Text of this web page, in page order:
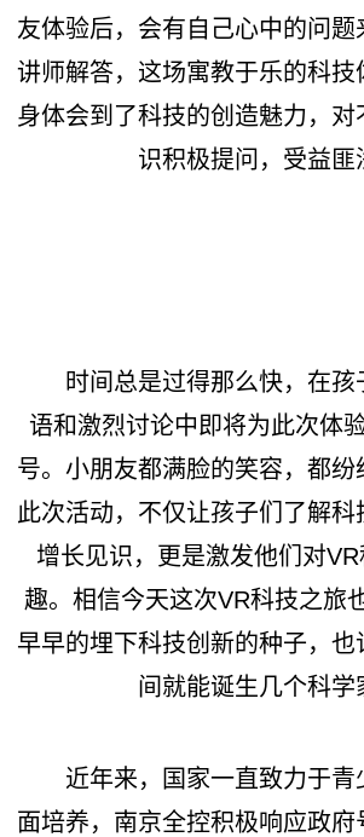
友体验后，会有自己心中的问
讲师解答，这场寓教于乐的科技
身体会到了科技的创造魅力，对
识积极提问，受益匪
时间总是过得那么快，在孩
语和激烈讨论中即将为此次体
号。小朋友都满脸的笑容，都纷
此次活动，不仅让孩子们了解科
增长见识，更是激发他们对
趣。相信今天这次VR科技之旅
早早的埋下科技创新的种子，也
间就能诞生几个科学
近年来，国家一直致力于青
面培养，南京全控积极响应政府